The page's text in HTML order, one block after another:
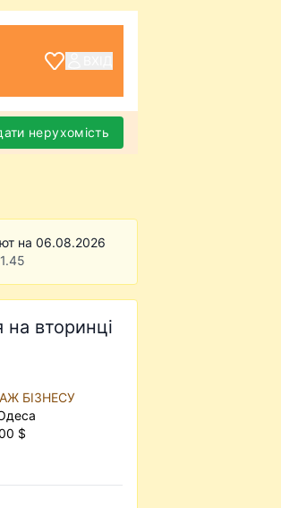
нерухомість
на 06.08.2026
вторинці
БІЗНЕСУ
$